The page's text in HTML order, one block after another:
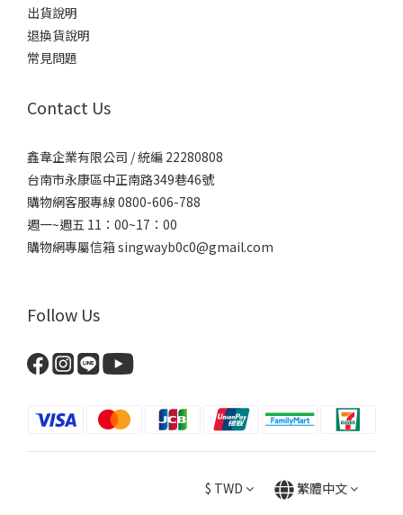
出貨說明
退換貨說明
常見問題
Contact Us
鑫韋企業有限公司 / 統編 22280808
台南市永康區中正南路349巷46號
購物網客服專線 0800-606-788
週一~週五 11：00~17：00
購物網專屬信箱 singwayb0c0@gmail.com
Follow Us
$ TWD 繁體中文